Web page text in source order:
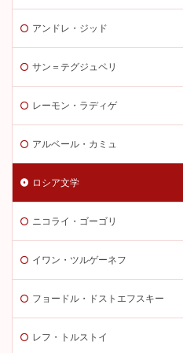
アンドレ・ジッド
サン＝テグジュペリ
レーモン・ラディゲ
アルベール・カミュ
ロシア文学
ニコライ・ゴーゴリ
イワン・ツルゲーネフ
フョードル・ドストエフスキー
レフ・トルストイ